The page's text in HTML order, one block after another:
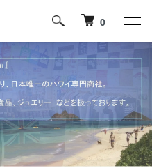
0